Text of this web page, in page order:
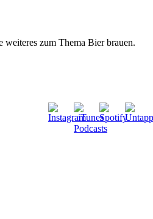
zum Thema Bier brauen.